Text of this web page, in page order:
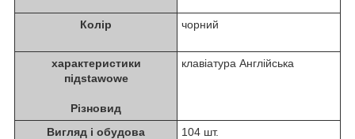
Колір чорний
характеристики
підstawowe
Різновид
клавіатура Англійська
Вигляд i обудова 104 шт.